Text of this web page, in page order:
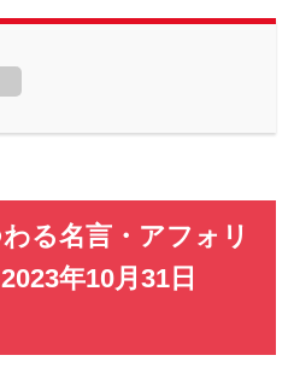
る名言・アフォリ
年10月31日